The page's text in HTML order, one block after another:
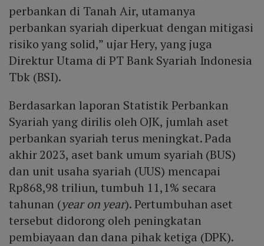
perbankan di Tanah Air, utamanya
perbankan syariah diperkuat dengan mitigasi
risiko yang solid,” ujar Hery, yang juga
Direktur Utama di PT Bank Syariah Indonesia
Tbk (BSI).
Berdasarkan laporan Statistik Perbankan
Syariah yang dirilis oleh OJK, jumlah aset
perbankan syariah terus meningkat. Pada
akhir 2023, aset bank umum syariah (BUS)
dan unit usaha syariah (UUS) mencapai
Rp868,98 triliun, tumbuh 11,1% secara
tahunan (year on year). Pertumbuhan aset
tersebut didorong oleh peningkatan
pembiayaan dan dana pihak ketiga (DPK).